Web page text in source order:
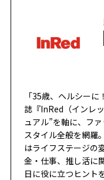
「35歳、ヘルシー
誌『InRed（インレ
ュアル”を軸に、フ
スタイル全般を網羅
はライフステージの
金・仕事、推し活に
日に役に立つヒント